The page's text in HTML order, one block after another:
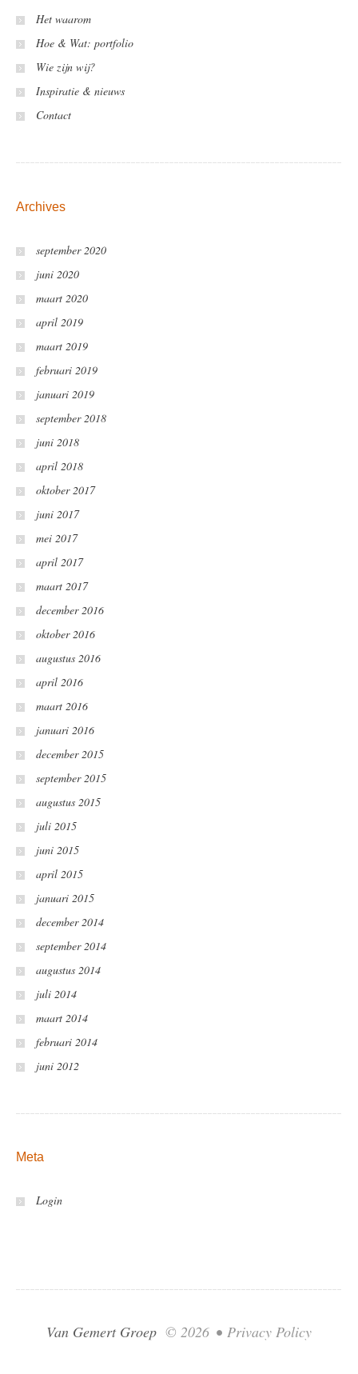
Het waarom
Hoe & Wat: portfolio
Wie zijn wij?
Inspiratie & nieuws
Contact
Archives
september 2020
juni 2020
maart 2020
april 2019
maart 2019
februari 2019
januari 2019
september 2018
juni 2018
april 2018
oktober 2017
juni 2017
mei 2017
april 2017
maart 2017
december 2016
oktober 2016
augustus 2016
april 2016
maart 2016
januari 2016
december 2015
september 2015
augustus 2015
juli 2015
juni 2015
april 2015
januari 2015
december 2014
september 2014
augustus 2014
juli 2014
maart 2014
februari 2014
juni 2012
Meta
Login
Van Gemert Groep © 2026 • Privacy Policy